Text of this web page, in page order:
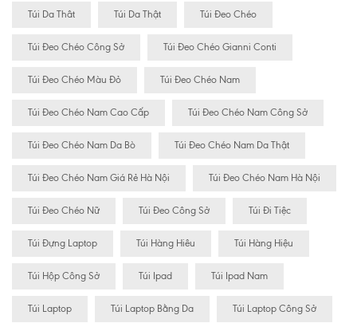
Túi Da Thât Túi Da Thật Túi Đeo Chéo
Túi Đeo Chéo Công Sở Túi Đeo Chéo Gianni Conti
Túi Đeo Chéo Màu Đỏ Túi Đeo Chéo Nam
Túi Đeo Chéo Nam Cao Cấp Túi Đeo Chéo Nam Công Sở
Túi Đeo Chéo Nam Da Bò Túi Đeo Chéo Nam Da Thật
Túi Đeo Chéo Nam Giá Rẻ Hà Nội Túi Đeo Chéo Nam Hà Nội
Túi Đeo Chéo Nữ Túi Đeo Công Sở Túi Đi Tiệc
Túi Đựng Laptop Túi Hàng Hiêu Túi Hàng Hiệu
Túi Hộp Công Sở Túi Ipad Túi Ipad Nam
Túi Laptop Túi Laptop Bằng Da Túi Laptop Công Sở